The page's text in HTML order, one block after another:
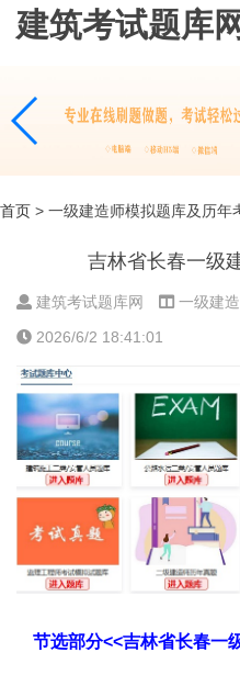
建筑考试题库网
首页 > 一级建造师模拟题库及历年
吉林省长春一级
建筑考试题库网
一级建
2026/6/2 18:41:01
节选部分<<吉林省长春一